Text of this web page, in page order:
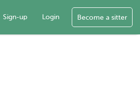
Sign-up Login Become a sitter